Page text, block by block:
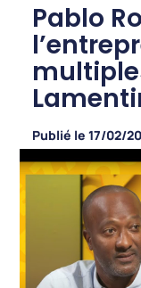
Pablo
Publié le 17/02/